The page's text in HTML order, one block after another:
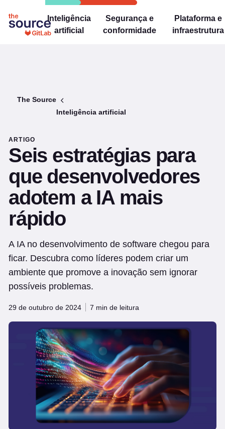
Inteligência
artificial
Segurança e
conformidade
Plataforma e
infraestrutura
The Source
Inteligência artificial
ARTIGO
Seis estratégias para
que desenvolvedores
adotem a IA mais
rápido
A IA no desenvolvimento de software chegou para
ficar. Descubra como líderes podem criar um
ambiente que promove a inovação sem ignorar
possíveis problemas.
29 de outubro de 2024 7 min de leitura